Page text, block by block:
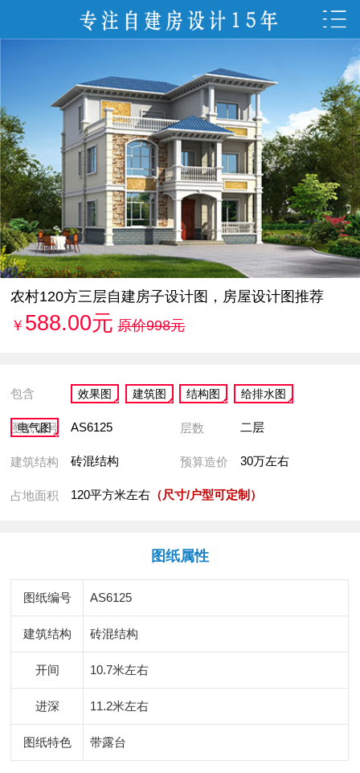
农村120方三层自建房子设计图，房屋设计图推荐
￥ 588.00元 原价998元
包含 效果图 建筑图 结构图 给排水图
电气图
图纸编号 AS6125 层数 二层
建筑结构 砖混结构 预算造价 30万左右
占地面积 120平方米左右 （尺寸/户型可定制）
图纸属性
图纸编号 AS6125
建筑结构 砖混结构
开间 10.7米左右
进深 11.2米左右
图纸特色 带露台